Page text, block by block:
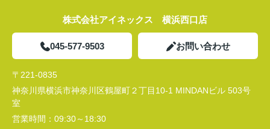
株式会社アイネックス 横浜西口店
045-577-9503 お問い合わせ
〒221-0835
神奈川県横浜市神奈川区鶴屋町２丁目10-1 MINDANビル 503号
室
営業時間： 09:30～18:30